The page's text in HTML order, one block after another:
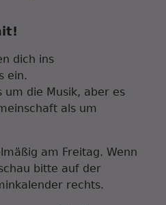
dich ins
ein.
um die Musik, aber es
als um
am Freitag. Wenn
bitte auf der
rechts.